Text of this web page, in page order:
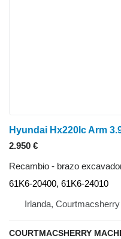
2.950 €
Recambio - brazo
61K6-20400, 61K6-24010
Irlanda, Courtmacsherry
COURTMACSHERRY